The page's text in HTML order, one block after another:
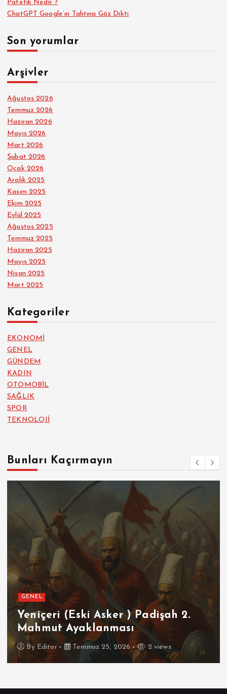
Patetik Nedir ?
ChatGPT Google’ın Tahtına Göz Dikti
Son yorumlar
Arşivler
Ağustos 2026
Temmuz 2026
Haziran 2026
Mayıs 2026
Mart 2026
Şubat 2026
Ocak 2026
Aralık 2025
Kasım 2025
Ekim 2025
Eylül 2025
Ağustos 2025
Temmuz 2025
Haziran 2025
Mayıs 2025
Nisan 2025
Mart 2025
Kategoriler
EKONOMİ
GENEL
GÜNDEM
KADIN
OTOMOBİL
SAĞLIK
SPOR
TEKNOLOJİ
Bunları Kaçırmayın
GENEL
Yeniçeri (Eski Asker ) Padişah 2.
Mahmut Ayaklanması
ByEditor Temmuz 25, 2026 2 views